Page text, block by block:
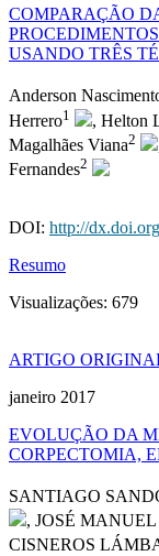
COMPARAÇÃO
USANDO TRÊS
Anderson
Herrero1 , Helton
Magalhães Viana2
Fernandes2
DOI: http://
Resumo
Visualizações: 679
ARTIGO
janeiro 2017
EVOLUÇÃO DA
CORPECTOMIA,
SANTIAGO
, JOSÉ
CISNEROS